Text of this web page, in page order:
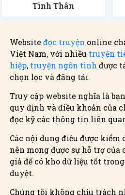
Tình Thân
Website đọc truyện online
Việt Nam, với nhiều truyện
hiệp, truyện ngôn tình được
chọn lọc và đăng tải.
Truy cập website nghĩa là
quy định và điều khoản của
đọc kỹ các thông tin liên
Các nội dung điều được
nên mong được sự hỗ trợ của
giả để có kho dữ liệu tốt
duyệt.
Chúng tôi không chịu trách